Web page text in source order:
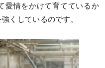
愛情をかけて育てているか
くしているのです。